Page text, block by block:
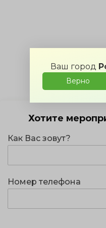
Ваш город
Верно
Хотите
Как Вас зовут?
Номер телефона